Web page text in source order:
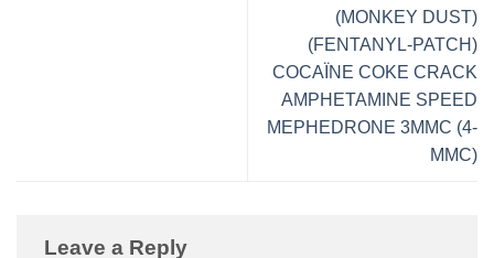
(MONKEY DUST)
(FENTANYL-PATCH)
COCAÏNE COKE CRACK
AMPHETAMINE SPEED
MEPHEDRONE 3MMC (4-
MMC)
Leave a Reply